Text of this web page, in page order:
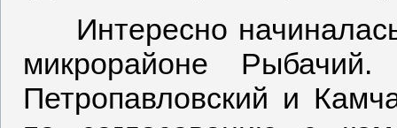
Интересно
микрорайоне
Петропавловский и